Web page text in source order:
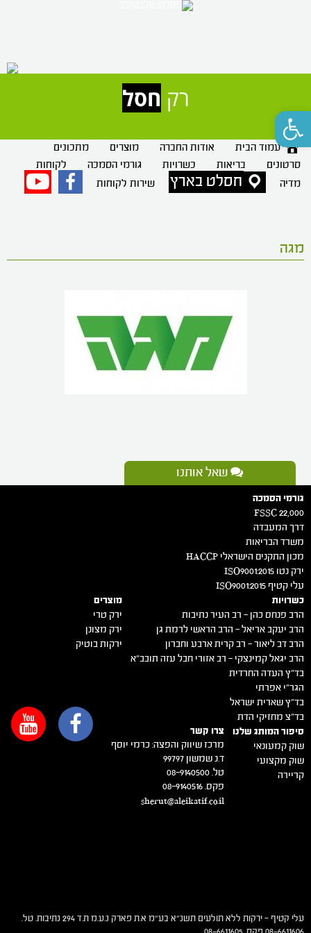
פתח סרגל נגישות
רק חסלט
עמוד הבית אודות החברה מוצרים
מתכונים
סרטונים
בריאות כשרויות גורמי הסמכה
לקוחות
מדיה
חסלט בארץ שירות לקוחות פייסבוק
מגה
שאל אותנו
גורמי הסמכה
FSSC 22,000
דרך המעבדה
משרד הבריאות
מכון התקנים הישראלי HACCP
ירק נטו 2015:ISO9001
עלי קטיף 2015:ISO9001
כשרויות
הרב פנחס כהן – רב העיר נתיבות
הרב יעקב אריאל – הרב הראשי לרמת גן
הרב דב ליאור – רב קרית ארבע וחברון
הרב יגאל קמינצקי – רב אזורי חבל עזה תובב"א
בד"ץ העדה החרדית
הגר"י אפרתי
בד"ץ שארית ישראל
בד"צ מחזיקי הדת
מוצרים
ירק טרי
ירק מצונן
ירקות בוטיק
סיפור המותג שלנו
שוק קמעונאי
שוק מקצועי
קריירה
צרו קשר
מרכז שיווק והפצה: כרמי יוסף
ד.נ שמשון 99797
טל. 08-9140500
פקס. 08-9140516
sherut@aleikatif.co.il
עלי קטיף – ירקות ללא תולעים תשנ"א בע"מ א.ת פארק נ.ע.מ ת.ד 294 נתיבות. טל.